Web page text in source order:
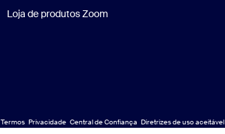
Loja de produtos Zoom
Termos Privacidade Central de Confiança Diretrizes de uso aceitável